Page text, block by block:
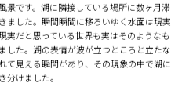
景です。湖に隣接している場所に数ヶ月滞
ました。瞬間瞬間に移ろいゆく水面は現実
実だと思っている世界も実はそのようなも
した。湖の表情が波が立つところと立たな
て見える瞬間があり、その現象の中で湖に
分けました。